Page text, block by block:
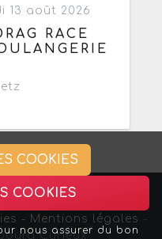
13 août 2026
RACE
- Mentions légales
Curieux
COOKIES
COOKIES
nous assurer du bon